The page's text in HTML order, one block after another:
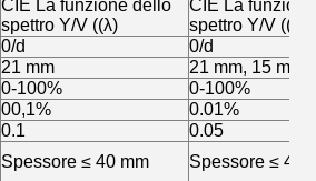
CIE La funzione dello
spettro Y/V ((λ)
CIE La
spettro Y/V ((λ)
0/d
0/d
21 mm
21 mm, 15 mm.
0-100%
0-100%
00,1%
0.01%
0.1
0.05
Spessore ≤ 40 mm Spessore ≤ 40